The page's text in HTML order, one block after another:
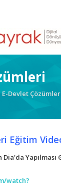
E-Devlet
Eğitim
Dia'da
watch?